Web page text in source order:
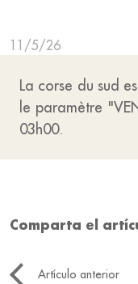
11/5/26
La corse du sud
le paramètre
03h00.
Comparta el
Artículo anterior